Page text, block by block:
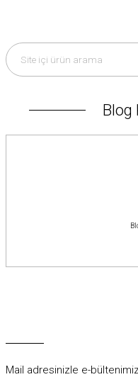
Blog
Mail adresinizle e-